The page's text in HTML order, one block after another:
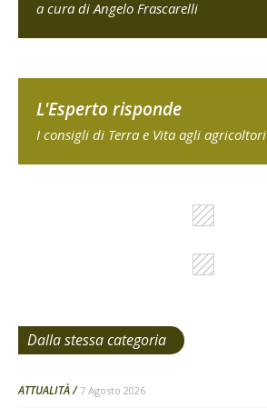
a cura di Angelo Frascarelli
L'Esperto risponde
I consigli di Terra e Vita agli agricoltori
Dalla stessa categoria
ATTUALITÀ 7 Agosto 2026